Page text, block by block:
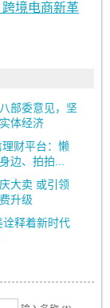
境电商新革
部委意见，坚
体经济
财平台：懒
边、拍拍...
大卖 或引领
升级
诠释着新时代